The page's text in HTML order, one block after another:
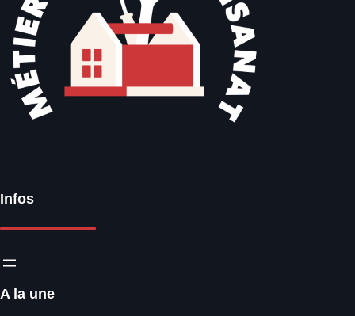
Infos
A la une